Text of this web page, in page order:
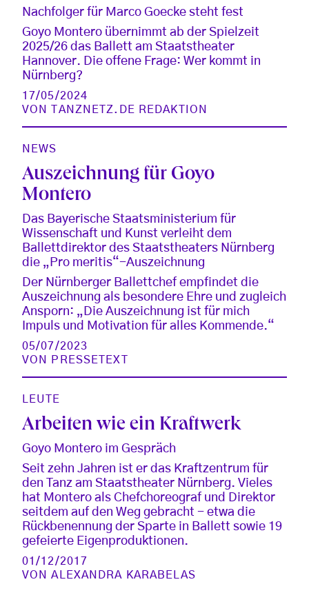
Nachfolger für Marco Goecke steht fest
Goyo Montero übernimmt ab der Spielzeit
2025/26 das Ballett am Staatstheater
Hannover. Die offene Frage: Wer kommt in
Nürnberg?
17/05/2024
VON
TANZNETZ.DE REDAKTION
NEWS
Auszeichnung für Goyo
Montero
Das Bayerische Staatsministerium für
Wissenschaft und Kunst verleiht dem
Ballettdirektor des Staatstheaters Nürnberg
die „Pro meritis“-Auszeichnung
Der Nürnberger Ballettchef empfindet die
Auszeichnung als besondere Ehre und zugleich
Ansporn: „Die Auszeichnung ist für mich
Impuls und Motivation für alles Kommende.“
05/07/2023
VON
PRESSETEXT
LEUTE
Arbeiten wie ein Kraftwerk
Goyo Montero im Gespräch
Seit zehn Jahren ist er das Kraftzentrum für
den Tanz am Staatstheater Nürnberg. Vieles
hat Montero als Chefchoreograf und Direktor
seitdem auf den Weg gebracht - etwa die
Rückbenennung der Sparte in Ballett sowie 19
gefeierte Eigenproduktionen.
01/12/2017
VONALEXANDRA KARABELAS